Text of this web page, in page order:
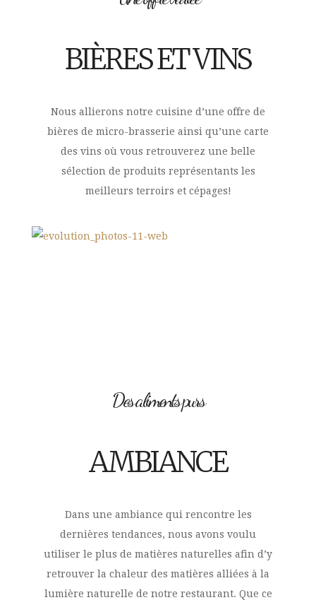
BIÈRES ET VINS
Nous allierons notre cuisine d’une offre de
bières de micro-brasserie ainsi qu’une carte
des vins où vous retrouverez une belle
sélection de produits représentants les
meilleurs terroirs et cépages!
Des aliments purs
AMBIANCE
Dans une ambiance qui rencontre les
dernières tendances, nous avons voulu
utiliser le plus de matières naturelles afin d’y
retrouver la chaleur des matières alliées à la
lumière naturelle de notre restaurant. Que ce